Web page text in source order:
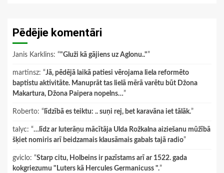
Pēdējie komentāri
Janis Karklins: “"Gluži kā gājiens uz Aglonu.."”
martinsz: “Jā, pēdējā laikā patiesi vērojama liela reformēto
baptistu aktivitāte. Manuprāt tas lielā mērā varētu būt Džona
Makartura, Džona Paipera nopelns…”
Roberto: “ līdzībā es teiktu: .. suņi rej, bet karavāna iet tālāk.”
talyc: “…līdz ar luterāņu mācītāja Ulda Rožkalna aiziešanu mūžībā
šķiet nomiris arī beidzamais klausāmais gabals tajā radio”
gviclo: “Starp citu, Holbeins ir pazīstams arī ar 1522. gada
kokgriezumu "Luters kā Hercules Germanicuss ".”